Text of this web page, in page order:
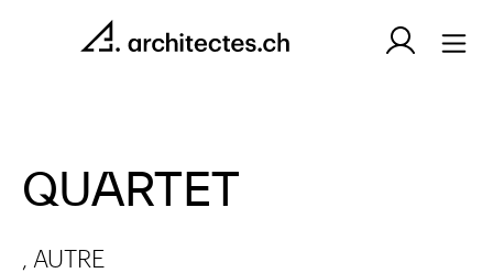
QUARTET
, AUTRE